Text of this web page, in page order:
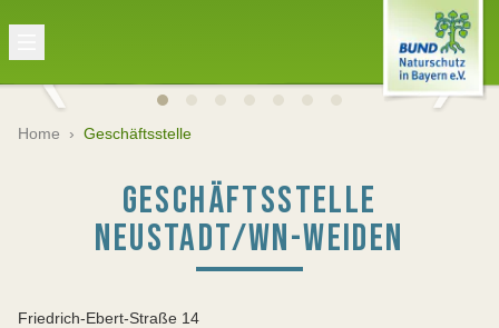
Home › Geschäftsstelle
GESCHÄFTSSTELLE
NEUSTADT/WN-WEIDEN
Friedrich-Ebert-Straße 14